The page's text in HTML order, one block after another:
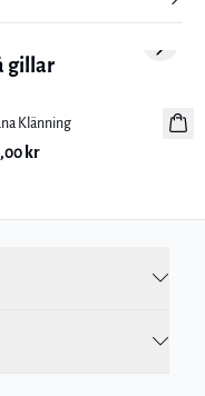
gillar
Klänning
kr
Next